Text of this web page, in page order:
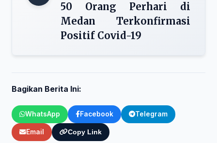
50 Orang Perhari di
Medan Terkonfirmasi
Positif Covid-19
Bagikan Berita Ini:
WhatsApp Facebook Telegram
Email Copy Link